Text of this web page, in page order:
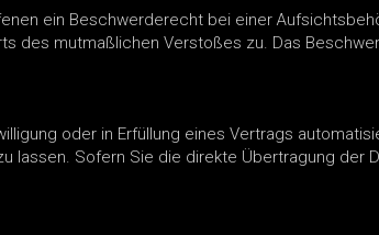
ein Beschwerderecht bei einer
des mutmaßlichen Verstoßes zu. Das
oder in Erfüllung eines Vertrags
lassen. Sofern Sie die direkte Übertragung der